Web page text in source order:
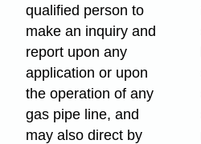
qualified person to
make an inquiry and
report upon any
application or upon
the operation of any
gas pipe line, and
may also direct by